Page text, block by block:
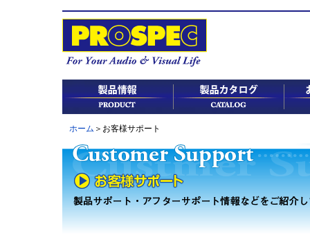
ホーム ＞お客様サポート